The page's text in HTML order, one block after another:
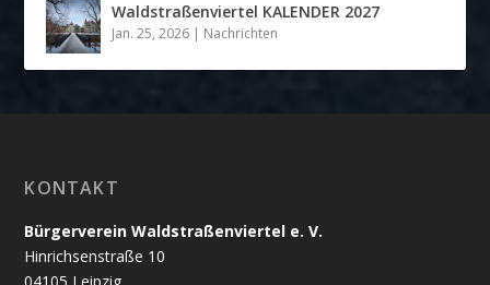
Waldstraßenviertel KALENDER 2027
Jan. 25, 2026 | Nachrichten
KONTAKT
Bürgerverein Waldstraßenviertel e. V.
Hinrichsenstraße 10